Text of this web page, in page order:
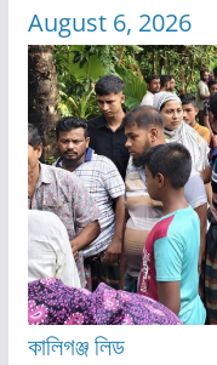
August 6, 2026
কালিগঞ্জলিড